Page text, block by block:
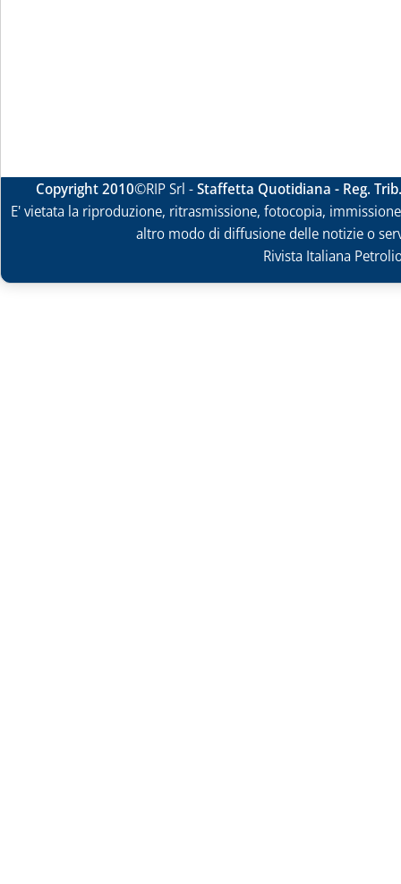
Copyright 2010©RIP Srl -Staffetta Quotidiana - Reg.
E' vietata la riproduzione, ritrasmissione, fotocopia,
altro modo di diffusione delle notizie o
Rivista Italiana